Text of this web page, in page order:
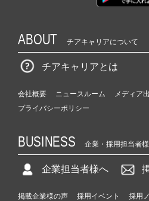
ABOUT チアキャリアについて
チアキャリアとは
会社概要 ニュースルーム
メディア
プライバシーポリシー
BUSINESS 企業・採用担当者様
企業担当者様へ
掲載企業様の声 採用イベント 採用